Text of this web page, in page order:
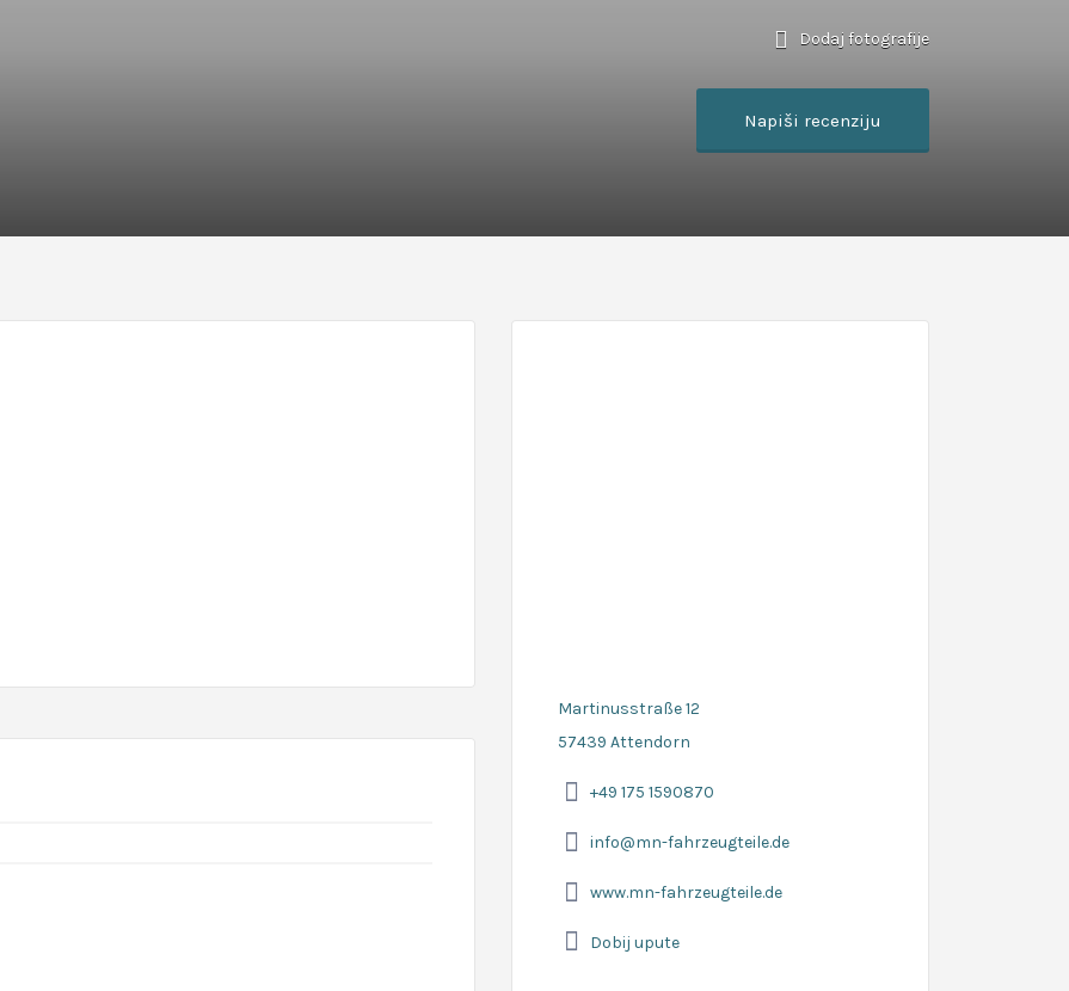
Dodaj fotografije
Napiši recenziju
Martinusstraße 12
57439 Attendorn
+49 175 1590870
info@mn-fahrzeugteile.de
www.mn-fahrzeugteile.de
Dobij upute